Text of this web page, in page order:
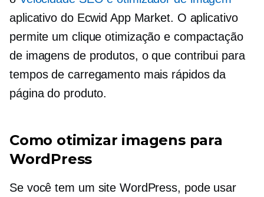
aplicativo do Ecwid App Market. O aplicativo
permite um clique otimização e compactação
de imagens de produtos, o que contribui para
tempos de carregamento mais rápidos da
página do produto.
Como otimizar imagens para
WordPress
Se você tem um site WordPress, pode usar